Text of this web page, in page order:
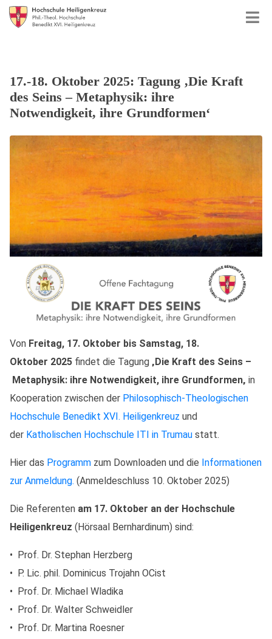
17.-18. Oktober 2025: Tagung ‚Die Kraft
des Seins – Metaphysik: ihre
Notwendigkeit, ihre Grundformen‘
Von Freitag, 17. Oktober bis Samstag, 18.
Oktober 2025 findet die Tagung ‚Die Kraft des Seins –
Metaphysik: ihre Notwendigkeit, ihre Grundformen‚ in
Kooperation zwischen der Philosophisch-Theologischen
Hochschule Benedikt XVI. Heiligenkreuz und
der Katholischen Hochschule ITI in Trumau statt.
Hier das Programm zum Downloaden und die Informationen
zur Anmeldung. (Anmeldeschluss 10. Oktober 2025)
Die Referenten am 17. Oktober an der Hochschule
Heiligenkreuz (Hörsaal Bernhardinum) sind:
• Prof. Dr. Stephan Herzberg
• P. Lic. phil. Dominicus Trojahn OCist
• Prof. Dr. Michael Wladika
• Prof. Dr. Walter Schweidler
• Prof. Dr. Martina Roesner